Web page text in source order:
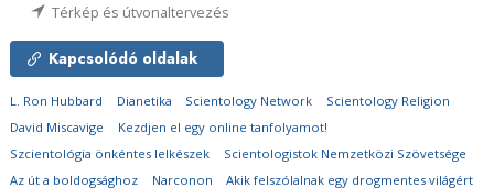
Térkép és útvonaltervezés
Kapcsolódó oldalak
L. Ron Hubbard Dianetika Scientology Network
Scientology Religion
David Miscavige
Kezdjen el egy online tanfolyamot!
Szcientológia önkéntes lelkészek
Scientologistok Nemzetközi Szövetsége
Az út a boldogsághoz
Narconon Akik felszólalnak egy drogmentes világért